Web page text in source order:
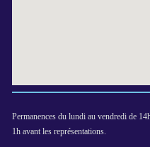
Permanences du lundi au vendredi de
1h avant les représentations.